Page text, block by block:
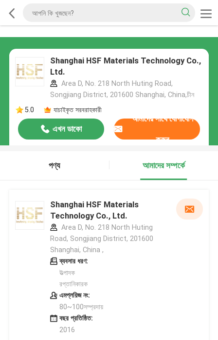
Shanghai HSF Materials Technology Co.,
Ltd.
Area D, No. 218 North Huting Road,
Songjiang District, 201600 Shanghai, China,চীন
5.0
যাচাইকৃত সরবরাহকারী
এখন ডাকো
আমাদের সাথে যোগাযোগ
করুন
পণ্য আমাদের সম্পর্কে
Shanghai HSF Materials
Technology Co., Ltd.
Area D, No. 218 North Huting
Road, Songjiang District, 201600
Shanghai, China ,
ব্যবসার ধরণ:
উত্পাদক
রপ্তানিকারক
এমপ্লয়িজ নং:
80~100সম্প্রদায়
বছর প্রতিষ্ঠিত:
2016